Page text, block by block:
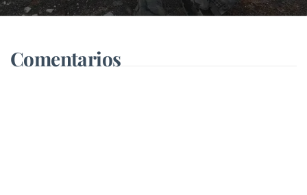
Comentarios